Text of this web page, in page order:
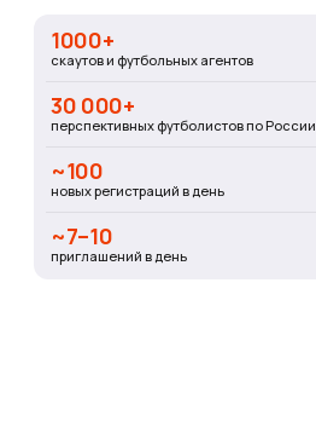
1000+
скаутов и футбольных агентов
30 000+
перспективных футболистов по России
~100
новых регистраций в день
~7–10
приглашений в день